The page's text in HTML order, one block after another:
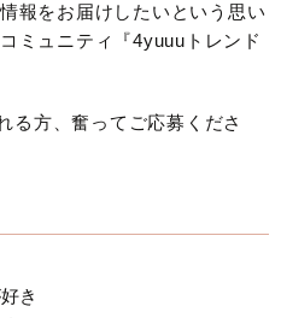
報をお届けしたいという思い
ミュニティ『4yuuuトレンド
る方、奮ってご応募くださ
き